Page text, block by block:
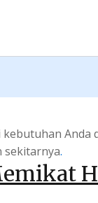
sekitarnya.